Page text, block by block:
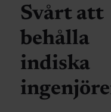
Svårt att
behålla
indiska